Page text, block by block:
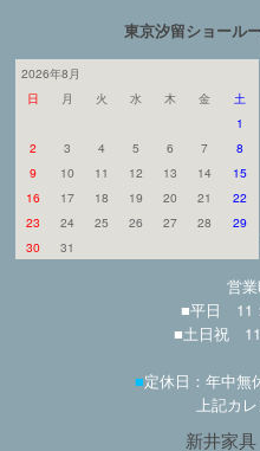
東京汐留ショール
2026年8月
日
月 火 水 木 金
土
1
2
3 4 5 6 7
8
9
10 11 12 13 14
15
16
17 18 19 20 21
22
23
24 25 26 27 28
29
30
31
営業
■平日 11
■土日祝 11
■定休日：年中無
上記カ
新井家